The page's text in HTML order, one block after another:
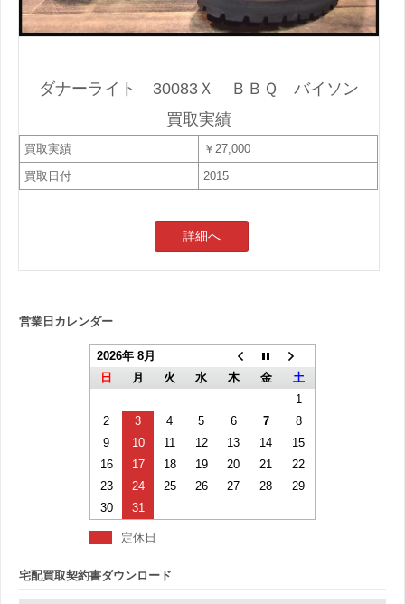
ダナーライト 30083Ｘ ＢＢＱ バイソン
買取実績
買取実績
￥27,000
買取日付
2015
詳細へ
営業日カレンダー
2026年 8月
日
月 火 水 木 金
土
1
2
3 4 5 6 7
8
9
10 11 12 13 14
15
16
17 18 19 20 21
22
23
24 25 26 27 28
29
30
31
定休日
宅配買取契約書ダウンロード